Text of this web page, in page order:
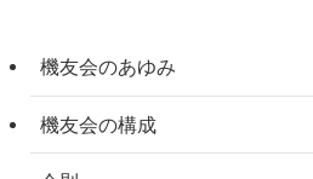
機友会のあゆみ
機友会の構成